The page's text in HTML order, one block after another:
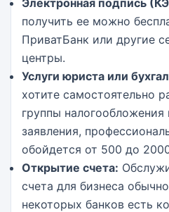
получить ее можно
ПриватБанк или другие
центры.
Услуги юриста или
хотите самостоятельно
группы налогообложения
заявления,
обойдется от 500 до
Открытие счета:
счета для бизнеса
некоторых банков есть